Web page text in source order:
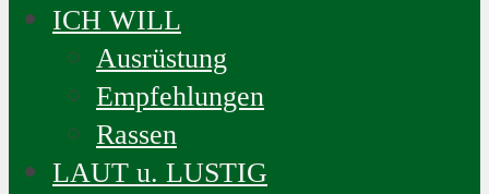
ICH WILL
Ausrüstung
Empfehlungen
Rassen
LAUT u. LUSTIG